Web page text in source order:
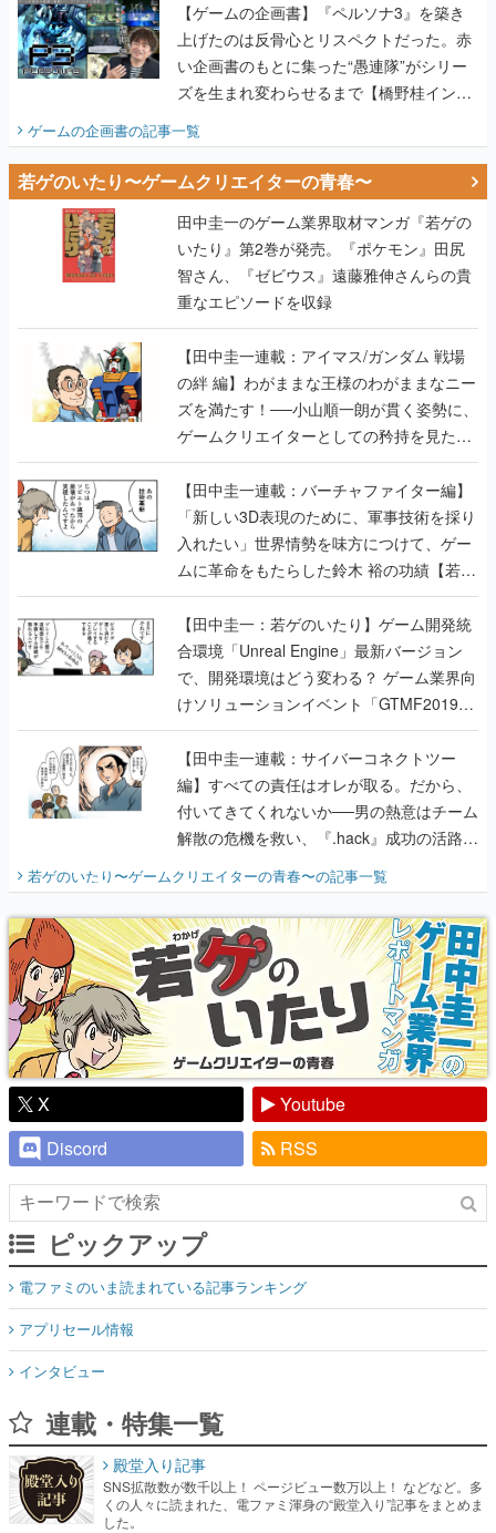
【ゲームの企画書】『ペルソナ3』を築き
上げたのは反骨心とリスペクトだった。赤
い企画書のもとに集った“愚連隊”がシリー
ズを生まれ変わらせるまで【橋野桂インタ
ビュー】
ゲームの企画書の記事一覧
若ゲのいたり〜ゲームクリエイターの青春〜
田中圭一のゲーム業界取材マンガ『若ゲの
いたり』第2巻が発売。『ポケモン』田尻
智さん、『ゼビウス』遠藤雅伸さんらの貴
重なエピソードを収録
【田中圭一連載：アイマス/ガンダム 戦場
の絆 編】わがままな王様のわがままなニー
ズを満たす！──小山順一朗が貫く姿勢に、
ゲームクリエイターとしての矜持を見た
【若ゲのいたり最終回】
【田中圭一連載：バーチャファイター編】
「新しい3D表現のために、軍事技術を採り
入れたい」世界情勢を味方につけて、ゲー
ムに革命をもたらした鈴木 裕の功績【若ゲ
のいたり】
【田中圭一：若ゲのいたり】ゲーム開発統
合環境「Unreal Engine」最新バージョン
で、開発環境はどう変わる？ ゲーム業界向
けソリューションイベント「GTMF2019」
に行って、より理解を深めよう【PR】
【田中圭一連載：サイバーコネクトツー
編】すべての責任はオレが取る。だから、
付いてきてくれないか──男の熱意はチーム
解散の危機を救い、『.hack』成功の活路を
開く。業界の快男児・松山 洋に流れる血は
『少年ジャンプ』色だった【若ゲのいた
り】
若ゲのいたり〜ゲームクリエイターの青春〜の記事一覧
X
Youtube
Discord
RSS
ピックアップ
電ファミのいま読まれている記事ランキング
アプリセール情報
インタビュー
連載・特集一覧
殿堂入り記事
SNS拡散数が数千以上！ ページビュー数万以上！ などなど。多
くの人々に読まれた、電ファミ渾身の“殿堂入り”記事をまとめま
した。